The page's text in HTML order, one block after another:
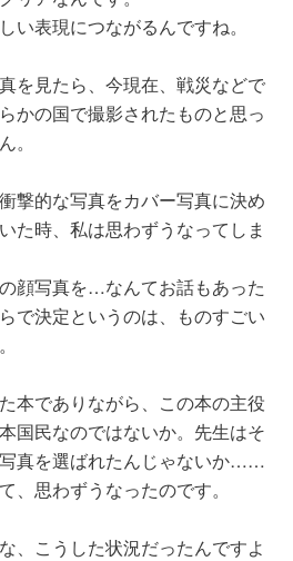
い表現につながるんですね。
を見たら、今現在、戦災などで
かの国で撮影されたものと思っ
。
撃的な写真をカバー写真に決め
た時、私は思わずうなってしま
顔写真を…なんてお話もあった
で決定というのは、ものすごい
本でありながら、この本の主役
国民なのではないか。先生はそ
真を選ばれたんじゃないか……
、思わずうなったのです。
、こうした状況だったんですよ